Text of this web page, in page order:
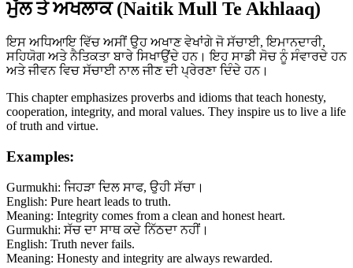
ਮੁੱਲ ਤੇ ਅਖਲਾਕ (Naitik Mull Te Akhlaaq)
ਇਸ ਅਧਿਆਇ ਵਿੱਚ ਅਸੀਂ ਉਹ ਅਖਾਣ ਵੇਖਾਂਗੇ ਜੋ ਸੱਚਾਈ, ਇਮਾਨਦਾਰੀ,
ਸਹਿਯੋਗ ਅਤੇ ਨੈਤਿਕਤਾ ਬਾਰੇ ਸਿਖਾਉਂਦੇ ਹਨ। ਇਹ ਸਾਡੀ ਸੋਚ ਨੂੰ ਸੰਵਾਰਦੇ ਹਨ
ਅਤੇ ਜੀਵਨ ਵਿਚ ਸੱਚਾਈ ਨਾਲ ਜੀਣ ਦੀ ਪ੍ਰੇਰਣਾ ਦਿੰਦੇ ਹਨ।
This chapter emphasizes proverbs and idioms that teach honesty,
cooperation, integrity, and moral values. They inspire us to live a life
of truth and virtue.
Examples:
Gurmukhi: ਜਿਹੜਾ ਦਿਲ ਸਾਫ, ਉਹੀ ਸੱਚਾ।
English: Pure heart leads to truth.
Meaning: Integrity comes from a clean and honest heart.
Gurmukhi: ਸੱਚ ਦਾ ਸਾਥ ਕਦੇ ਨਿੱਠਦਾ ਨਹੀਂ।
English: Truth never fails.
Meaning: Honesty and integrity are always rewarded.